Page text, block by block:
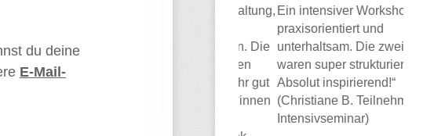
du deine
E-Mail-
erzählerische Aufgaben. Die
Ein intensiver Workshop,
praxisorientiert und
unterhaltsam. Die zwei Tage
waren super strukturiert.
Absolut inspirierend!“
(Christiane B. Teilnehmerin
Intensivseminar)